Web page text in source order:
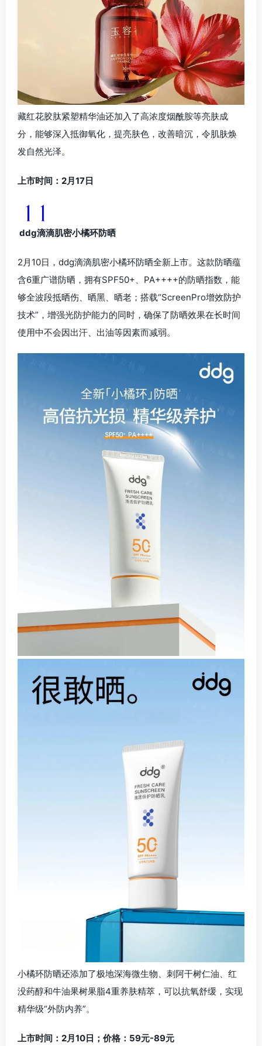
藏红花胶肽紧塑精华油还加入了高浓度烟酰胺等亮肤成
分，能够深入抵御氧化，提亮肤色，改善暗沉，令肌肤焕
发自然光泽。
上市时间：2月17日
ddg滴滴肌密小橘环防晒
2月10日，ddg滴滴肌密小橘环防晒全新上市。这款防晒蕴
含6重广谱防晒，拥有SPF50+、PA++++的防晒指数，能
够全波段抵晒伤、晒黑、晒老；搭载“ScreenPro增效防护
技术”，增强光防护能力的同时，确保了防晒效果在长时间
使用中不会因出汗、出油等因素而减弱。
小橘环防晒还添加了极地深海微生物、刺阿干树仁油、红
没药醇和牛油果树果脂4重养肤精萃，可以抗氧舒缓，实现
精华级“外防内养”。
上市时间：2月10日；价格：59元-89元